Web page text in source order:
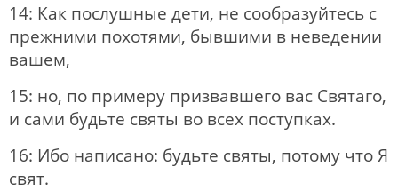
14: Как послушные дети, не сообразуйтесь с
прежними похотями, бывшими в неведении
вашем,
15: но, по примеру призвавшего вас Святаго,
и сами будьте святы во всех поступках.
16: Ибо написано: будьте святы, потому что Я
свят.